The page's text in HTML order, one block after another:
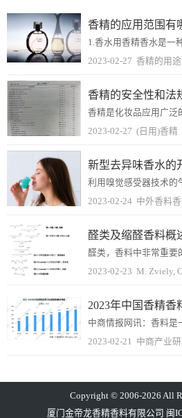
香精的应用范围有
2023-02-27 香精的用途
香精的安全性和法
2023-02-27 (日用)香精
新型去异味香水的
2023-02-24 中外香料
2023-02-23 M. Zviely,
2023-02-21 中商产业
Copyright © 2006-2026 All
厦门金帝龙香精香料有限公司 闽